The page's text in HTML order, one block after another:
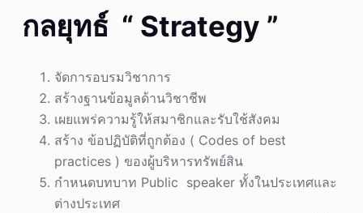
กลยุทธ์ “ Strategy ”
จัดการอบรมวิชาการ
สร้างฐานข้อมูลด้านวิชาชีพ
เผยแพร่ความรู้ให้สมาชิกและรับใช้สังคม
สร้าง ข้อปฏิบัติที่ถูกต้อง ( Codes of best
practices ) ของผู้บริหารทรัพย์สิน
กำหนดบทบาท Public speaker ทั้งในประเทศและ
ต่างประเทศ